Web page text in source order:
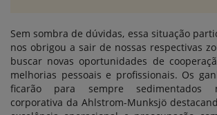
Sem sombra de dúvidas, essa situação
nos obrigou a sair de nossas respectivas
buscar novas oportunidades de
melhorias pessoais e profissionais. Os
ficarão para sempre sedimentados
corporativa da Ahlstrom-Munksjö